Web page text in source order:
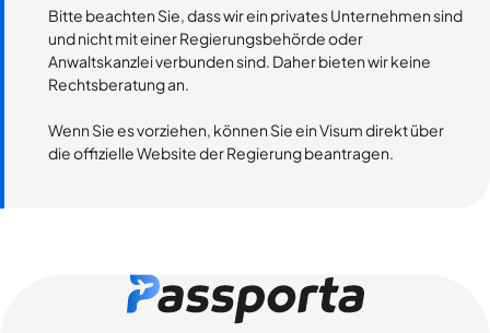
Bitte beachten Sie, dass wir ein privates Unternehmen sind
und nicht mit einer Regierungsbehörde oder
Anwaltskanzlei verbunden sind. Daher bieten wir keine
Rechtsberatung an.
Wenn Sie es vorziehen, können Sie ein Visum direkt über
die offizielle Website der Regierung beantragen.